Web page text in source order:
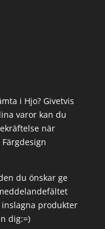
i Hjo? Givetvis
varor kan du
när
du önskar ge
produkter
dig:=)